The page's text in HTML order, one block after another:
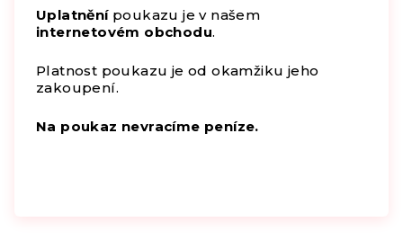
Uplatněnípoukazu je v našem
internetovém obchodu.
Platnost poukazu je od okamžiku jeho
zakoupení.
Na poukaz nevracíme peníze.